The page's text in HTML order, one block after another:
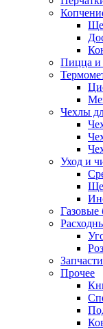
Пицца и
Чехлы
Уход и
Газовые
Прочее